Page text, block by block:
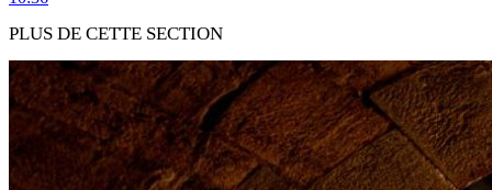
PLUS DE CETTE SECTION